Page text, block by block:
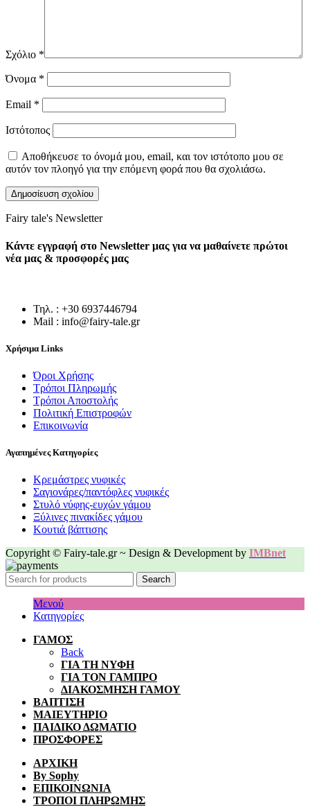
Σχόλιο *
Όνομα *
Email *
Ιστότοπος
Αποθήκευσε το όνομά μου, email, και τον ιστότοπο μου σε
αυτόν τον πλοηγό για την επόμενη φορά που θα σχολιάσω.
Fairy tale's Newsletter
Κάντε εγγραφή στο Newsletter μας για να μαθαίνετε πρώτοι
νέα μας & προσφορές μας
Τηλ. : +30 6937446794
Mail : info@fairy-tale.gr
Χρήσιμα Links
Όροι Χρήσης
Τρόποι Πληρωμής
Τρόποι Αποστολής
Πολιτική Επιστροφών
Επικοινωνία
Αγαπημένες Κατηγορίες
Κρεμάστρες νυφικές
Σαγιονάρες/παντόφλες νυφικές
Στυλό νύφης-ευχών γάμου
Ξύλινες πινακίδες γάμου
Κουτιά βάπτισης
Copyright © Fairy-tale.gr ~ Design & Development by IMBnet
Search
Μενού
Κατηγορίες
ΓΑΜΟΣ
Back
ΓΙΑ ΤΗ ΝΥΦΗ
ΓΙΑ ΤΟΝ ΓΑΜΠΡΟ
ΔΙΑΚΟΣΜΗΣΗ ΓΑΜΟΥ
ΒΑΠΤΙΣΗ
ΜΑΙΕΥΤΗΡΙΟ
ΠΑΙΔΙΚΟ ΔΩΜΑΤΙΟ
ΠΡΟΣΦΟΡΕΣ
ΑΡΧΙΚΗ
By Sophy
ΕΠΙΚΟΙΝΩΝΙΑ
ΤΡΟΠΟΙ ΠΛΗΡΩΜΗΣ